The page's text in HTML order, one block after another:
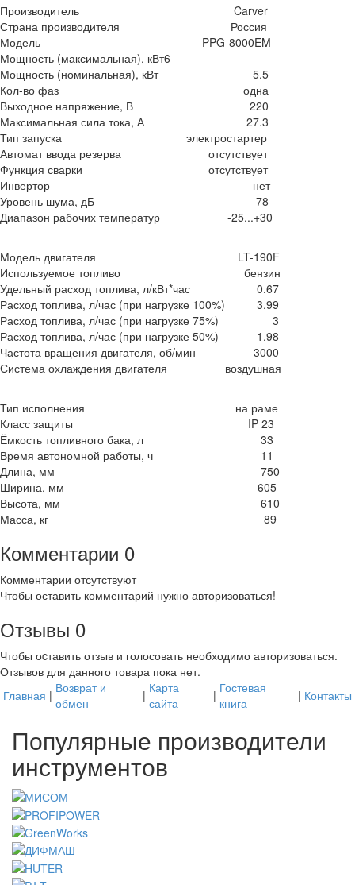
Производитель
Carver
Страна производителя
Россия
Модель
PPG-8000EM
Мощность (максимальная), кВт6
Мощность (номинальная), кВт
5.5
Кол-во фаз
одна
Выходное напряжение, В
220
Максимальная сила тока, А
27.3
Тип запуска
электростартер
Автомат ввода резерва
отсутствует
Функция сварки
отсутствует
Инвертор
нет
Уровень шума, дБ
78
Диапазон рабочих температур
-25...+30
Модель двигателя
LT-190F
Используемое топливо
бензин
Удельный расход топлива, л/кВт*час
0.67
Расход топлива, л/час (при нагрузке 100%) 3.99
Расход топлива, л/час (при нагрузке 75%)
3
Расход топлива, л/час (при нагрузке 50%)
1.98
Частота вращения двигателя, об/мин
3000
Система охлаждения двигателя
воздушная
Тип исполнения
на раме
Класс защиты
IP 23
Ёмкость топливного бака, л
33
Время автономной работы, ч 11
Длина, мм
750
Ширина, мм
605
Высота, мм
610
Масса, кг
89
Комментарии 0
Комментарии отсутствуют
Чтобы оставить комментарий нужно авторизоваться!
Отзывы 0
Чтобы оcтавить отзыв и голосовать необходимо авторизоваться.
Отзывов для данного товара пока нет.
Главная | Возврат и
обмен
| Карта
сайта
| Гостевая
книга
| Контакты
Популярные производители
инструментов